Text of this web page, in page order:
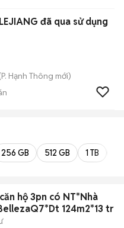
đã qua sử dụng
P. Hạnh Thông mới)
256 GB 512 GB 1 TB
hộ 3pn có NT*Nhà
124m2*13 tr